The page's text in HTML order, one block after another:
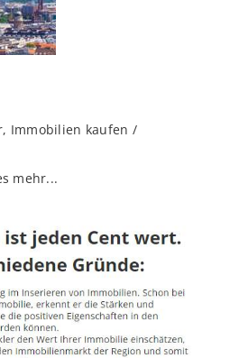
Immobilien kaufen /
mehr...